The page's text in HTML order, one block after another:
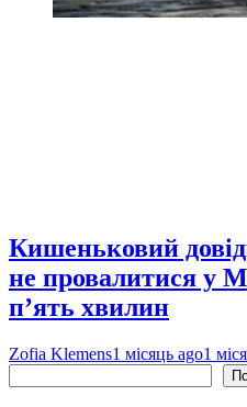
Кишеньковий
не провалитися у
п’ять хвилин
Zofia Klemens1 місяць ago1